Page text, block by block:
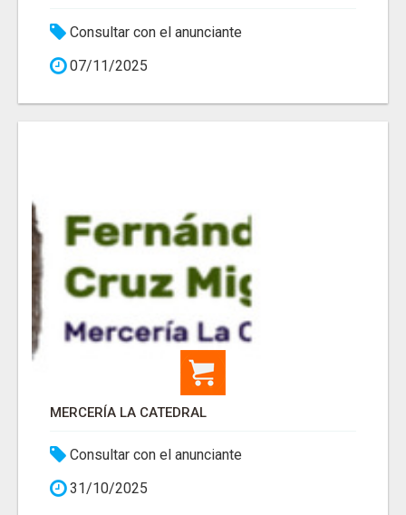
Consultar con el anunciante
07/11/2025
MERCERÍA LA CATEDRAL
Consultar con el anunciante
31/10/2025